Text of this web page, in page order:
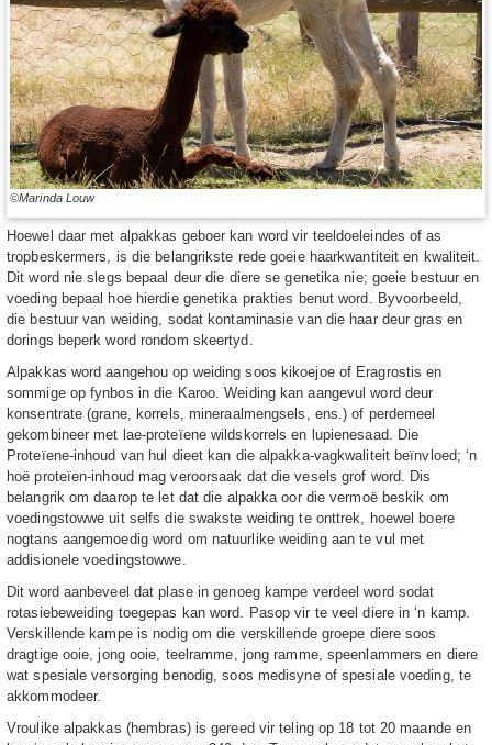
©Marinda Louw
Hoewel daar met alpakkas geboer kan word vir teeldoeleindes of as
tropbeskermers, is die belangrikste rede goeie haarkwantiteit en kwaliteit.
Dit word nie slegs bepaal deur die diere se genetika nie; goeie bestuur en
voeding bepaal hoe hierdie genetika prakties benut word. Byvoorbeeld,
die bestuur van weiding, sodat kontaminasie van die haar deur gras en
dorings beperk word rondom skeertyd.
Alpakkas word aangehou op weiding soos kikoejoe of Eragrostis en
sommige op fynbos in die Karoo. Weiding kan aangevul word deur
konsentrate (grane, korrels, mineraalmengsels, ens.) of perdemeel
gekombineer met lae-proteïene wildskorrels en lupienesaad. Die
Proteïene-inhoud van hul dieet kan die alpakka-vagkwaliteit beïnvloed; ‘n
hoë proteïen-inhoud mag veroorsaak dat die vesels grof word. Dis
belangrik om daarop te let dat die alpakka oor die vermoë beskik om
voedingstowwe uit selfs die swakste weiding te onttrek, hoewel boere
nogtans aangemoedig word om natuurlike weiding aan te vul met
addisionele voedingstowwe.
Dit word aanbeveel dat plase in genoeg kampe verdeel word sodat
rotasiebeweiding toegepas kan word. Pasop vir te veel diere in ‘n kamp.
Verskillende kampe is nodig om die verskillende groepe diere soos
dragtige ooie, jong ooie, teelramme, jong ramme, speenlammers en diere
wat spesiale versorging benodig, soos medisyne of spesiale voeding, te
akkommodeer.
Vroulike alpakkas (hembras) is gereed vir teling op 18 tot 20 maande en